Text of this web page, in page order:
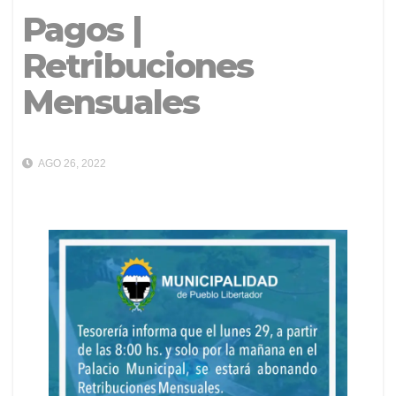
Pagos |
Retribuciones
Mensuales
AGO 26, 2022